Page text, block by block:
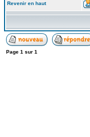
Revenir en haut
Page 1 sur 1